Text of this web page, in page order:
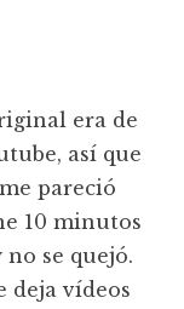
era de
así que
pareció
10 minutos
se quejó.
deja vídeos